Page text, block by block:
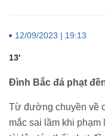
12/09/2023 | 19:13
13'
Đình Bắc đá phạt
Từ đường chuyền về
mắc sai lầm khi phạm